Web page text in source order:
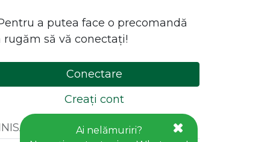
a putea face o precomandă
rugăm să vă conectați!
Conectare
Creați cont
BRUT , CRUD , NATUR
legătura cu noi!
Contact
office@goldhouseconcept.ro
+40722600666
Ai nelămuriri?